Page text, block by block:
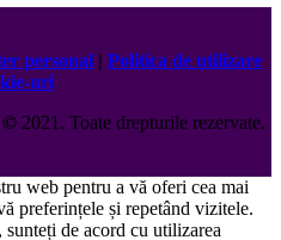
personal | Politica de utilizare
uri
©️2021. Toate drepturile rezervate.
web pentru a vă oferi cea mai
preferințele și repetând vizitele.
de acord cu utilizarea